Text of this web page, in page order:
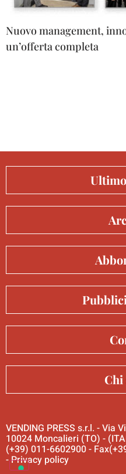
Nuovo management,
un’offerta completa
Chi
VENDING PRESS s.r.l. - Via
10024 Moncalieri (TO) -
(+39) 011-6602900 -
-Privacy policy